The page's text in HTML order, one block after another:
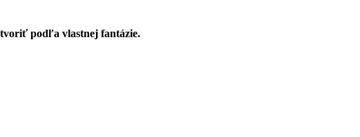
podľa vlastnej fantázie.